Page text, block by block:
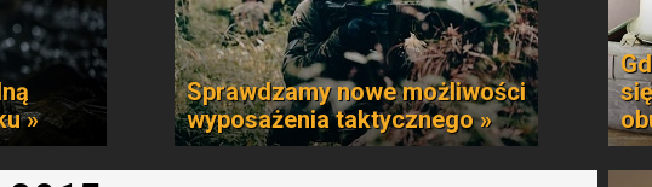
»
Sprawdzamy nowe możliwości
wyposażenia taktycznego »